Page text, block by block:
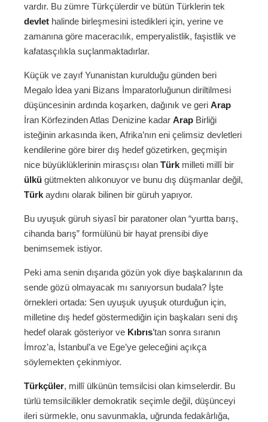
vardır. Bu zümre Türkçülerdir ve bütün Türklerin tek
devlet halinde birleşmesini istedikleri için, yerine ve
zamanına göre maceracılık, emperyalistlik, faşistlik ve
kafatasçılıkla suçlanmaktadırlar.
Küçük ve zayıf Yunanistan kurulduğu günden beri
Megalo İdea yani Bizans İmparatorluğunun diriltilmesi
düşüncesinin ardında koşarken, dağınık ve geri Arap
İran Körfezinden Atlas Denizine kadar Arap Birliği
isteğinin arkasında iken, Afrika’nın eni çelimsiz devletleri
kendilerine göre birer dış hedef gözetirken, geçmişin
nice büyüklüklerinin mirasçısı olan Türk milleti millî bir
ülkü gütmekten alıkonuyor ve bunu dış düşmanlar değil,
Türk aydını olarak bilinen bir güruh yapıyor.
Bu uyuşuk güruh siyasî bir paratoner olan “yurtta barış,
cihanda barış” formülünü bir hayat prensibi diye
benimsemek istiyor.
Peki ama senin dışarıda gözün yok diye başkalarının da
sende gözü olmayacak mı sanıyorsun budala? İşte
örnekleri ortada: Sen uyuşuk uyuşuk oturduğun için,
milletine dış hedef göstermediğin için başkaları seni dış
hedef olarak gösteriyor ve Kıbrıs’tan sonra sıranın
İmroz’a, İstanbul’a ve Ege’ye geleceğini açıkça
söylemekten çekinmiyor.
Türkçüler, millî ülkünün temsilcisi olan kimselerdir. Bu
türlü temsilcilikler demokratik seçimle değil, düşünceyi
ileri sürmekle, onu savunmakla, uğrunda fedakârlığa,